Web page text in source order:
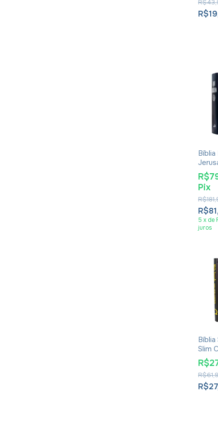
Bíblia
Pix
5 x de
juros
Bíblia
Slim
Luxo